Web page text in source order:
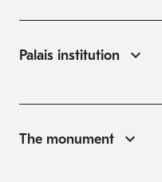
Palais institution
The monument